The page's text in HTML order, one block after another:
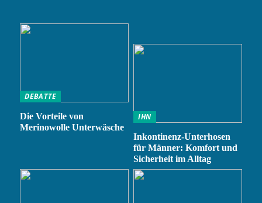
DEBATTE
Die Vorteile von
Merinowolle Unterwäsche
IHN
Inkontinenz-Unterhosen
für Männer: Komfort und
Sicherheit im Alltag